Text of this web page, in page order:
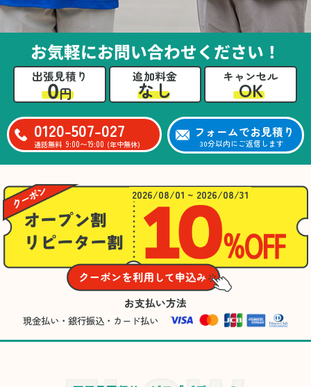
お気軽にお問い合わせください！
出張見積り
0円
追加料金
なし
キャンセル
OK
0120-507-027
通話無料 9:00〜19:00 (年中無休)
フォームでお見積り
30分以内にご返信します
2026/08/01 ~ 2026/08/31
お支払い方法
現金払い・銀行振込・カード払い